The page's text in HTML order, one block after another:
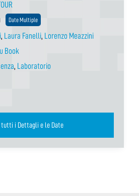
Date Multiple
, Laura Fanelli, Lorenzo Meazzini
Book
, Laboratorio
Vedi tutti i Dettagli e le Date